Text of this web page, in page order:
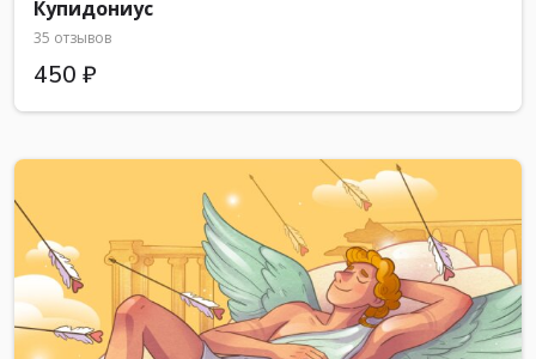
Купидониус
35 отзывов
450 ₽